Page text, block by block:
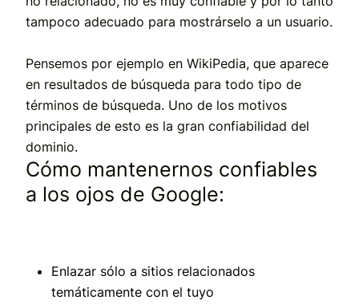
tampoco adecuado para mostrárselo a un usuario.
Pensemos por ejemplo en WikiPedia, que aparece
en resultados de búsqueda para todo tipo de
términos de búsqueda. Uno de los motivos
principales de esto es la gran confiabilidad del
dominio.
Cómo mantenernos confiables
a los ojos de Google:
Enlazar sólo a sitios relacionados
temáticamente con el tuyo